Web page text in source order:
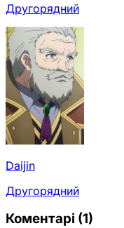
Другорядний
Daijin
Другорядний
Коментарі (1)